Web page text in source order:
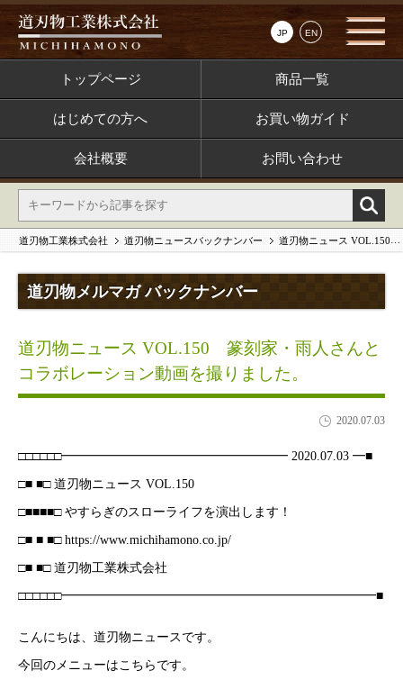
JP EN
トップページ 商品一覧
はじめての方へ お買い物ガイド
会社概要 お問い合わせ
道刃物工業株式会社 道刃物ニュースバックナンバー 道刃物ニュース VOL.150 篆刻家・雨人さんとコラボレーション動画を撮りました。
道刃物メルマガ バックナンバー
道刃物ニュース VOL.150 篆刻家・雨人さんと
コラボレーション動画を撮りました。
2020.07.03
□□□□□□━━━━━━━━━━━━━━━━━━ 2020.07.03 ━■
□■ ■□ 道刃物ニュース VOL.150
□■■■■□ やすらぎのスローライフを演出します！
□■ ■ ■□ https://www.michihamono.co.jp/
□■ ■□ 道刃物工業株式会社
□□□□□□━━━━━━━━━━━━━━━━━━━━━━━━━■
こんにちは、道刃物ニュースです。
今回のメニューはこちらです。